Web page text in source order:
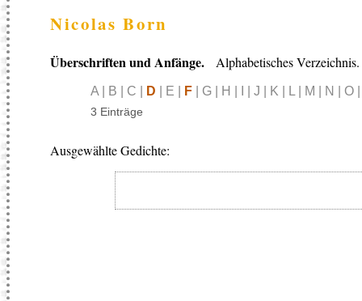
Nicolas Born
Überschriften und Anfänge. Alphabetisches Verzeichnis.
A | B | C | D | E | F | G | H | I | J | K | L | M | N |
3 Einträge
Ausgewählte Gedichte: